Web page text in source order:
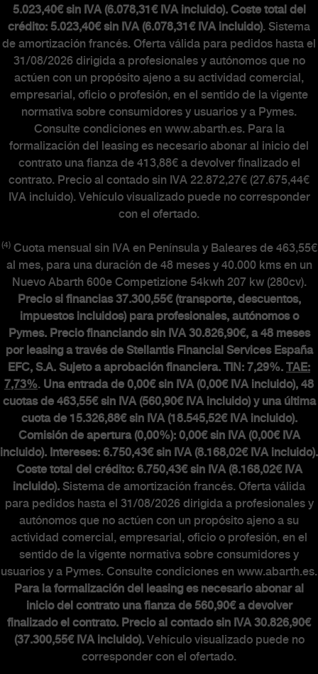
5.023,40€ sin IVA (6.078,31€ IVA incluido). Coste total del
crédito: 5.023,40€ sin IVA (6.078,31€ IVA incluido). Sistema
de amortización francés. Oferta válida para pedidos hasta el
31/08/2026 dirigida a profesionales y autónomos que no
actúen con un propósito ajeno a su actividad comercial,
empresarial, oficio o profesión, en el sentido de la vigente
normativa sobre consumidores y usuarios y a Pymes.
Consulte condiciones en www.abarth.es. Para la
formalización del leasing es necesario abonar al inicio del
contrato una fianza de 413,88€ a devolver finalizado el
contrato. Precio al contado sin IVA 22.872,27€ (27.675,44€
IVA incluido). Vehículo visualizado puede no corresponder
con el ofertado.
(4)Cuota mensual sin IVA en Península y Baleares de 463,55€
al mes, para una duración de 48 meses y 40.000 kms en un
Nuevo Abarth 600e Competizione 54kwh 207 kw (280cv).
Precio si financias 37.300,55€ (transporte, descuentos,
impuestos incluidos) para profesionales, autónomos o
Pymes. Precio financiando sin IVA 30.826,90€, a 48 meses
por leasing a través de Stellantis Financial Services España
EFC, S.A. Sujeto a aprobación financiera. TIN: 7,29%. TAE:
7,73%. Una entrada de 0,00€ sin IVA (0,00€ IVA incluido), 48
cuotas de 463,55€ sin IVA (560,90€ IVA incluido) y una última
cuota de 15.326,88€ sin IVA (18.545,52€ IVA incluido).
Comisión de apertura (0,00%): 0,00€ sin IVA (0,00€ IVA
incluido). Intereses: 6.750,43€ sin IVA (8.168,02€ IVA incluido).
Coste total del crédito: 6.750,43€ sin IVA (8.168,02€ IVA
incluido). Sistema de amortización francés. Oferta válida
para pedidos hasta el 31/08/2026 dirigida a profesionales y
autónomos que no actúen con un propósito ajeno a su
actividad comercial, empresarial, oficio o profesión, en el
sentido de la vigente normativa sobre consumidores y
usuarios y a Pymes. Consulte condiciones en www.abarth.es.
Para la formalización del leasing es necesario abonar al
inicio del contrato una fianza de 560,90€ a devolver
finalizado el contrato. Precio al contado sin IVA 30.826,90€
(37.300,55€ IVA incluido).Vehículo visualizado puede no
corresponder con el ofertado.